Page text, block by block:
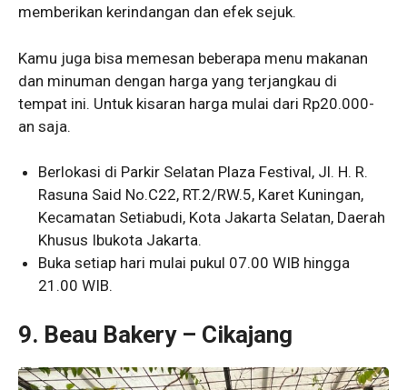
memberikan kerindangan dan efek sejuk.
Kamu juga bisa memesan beberapa menu makanan
dan minuman dengan harga yang terjangkau di
tempat ini. Untuk kisaran harga mulai dari Rp20.000-
an saja.
Berlokasi di Parkir Selatan Plaza Festival, Jl. H. R.
Rasuna Said No.C22, RT.2/RW.5, Karet Kuningan,
Kecamatan Setiabudi, Kota Jakarta Selatan, Daerah
Khusus Ibukota Jakarta.
Buka setiap hari mulai pukul 07.00 WIB hingga
21.00 WIB.
9. Beau Bakery – Cikajang